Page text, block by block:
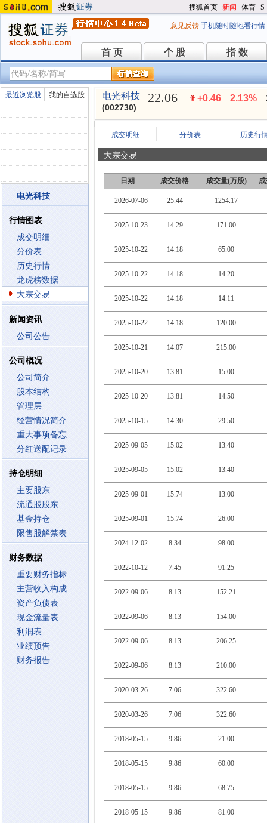
搜狐首页-新闻 -体育-S
意见反馈 手机随时随地看行情
首 页
首 页 个 股
个 股 指 数
指 数
最近浏览股 我的自选股
电光科技
行情图表
成交明细
分价表
历史行情
龙虎榜数据
大宗交易
新闻资讯
公司公告
公司概况
公司简介
股本结构
管理层
经营情况简介
重大事项备忘
分红送配记录
持仓明细
主要股东
流通股股东
基金持仓
限售股解禁表
财务数据
重要财务指标
主营收入构成
资产负债表
现金流量表
利润表
业绩预告
财务报告
电光科技
(002730)
22.06 +0.46 2.13%
成交明细 分价表 历史行
大宗交易
日期 成交价格 成交量(万股)
2026-07-06 25.44 1254.17
2025-10-23 14.29 171.00
2025-10-22 14.18 65.00
2025-10-22 14.18 14.20
2025-10-22 14.18 14.11
2025-10-22 14.18 120.00
2025-10-21 14.07 215.00
2025-10-20 13.81 15.00
2025-10-20 13.81 14.50
2025-10-15 14.30 29.50
2025-09-05 15.02 13.40
2025-09-05 15.02 13.40
2025-09-01 15.74 13.00
2025-09-01 15.74 26.00
2024-12-02 8.34 98.00
2022-10-12 7.45 91.25
2022-09-06 8.13 152.21
2022-09-06 8.13 154.00
2022-09-06 8.13 206.25
2022-09-06 8.13 210.00
2020-03-26 7.06 322.60
2020-03-26 7.06 322.60
2018-05-15 9.86 21.00
2018-05-15 9.86 60.00
2018-05-15 9.86 68.75
2018-05-15 9.86 81.00